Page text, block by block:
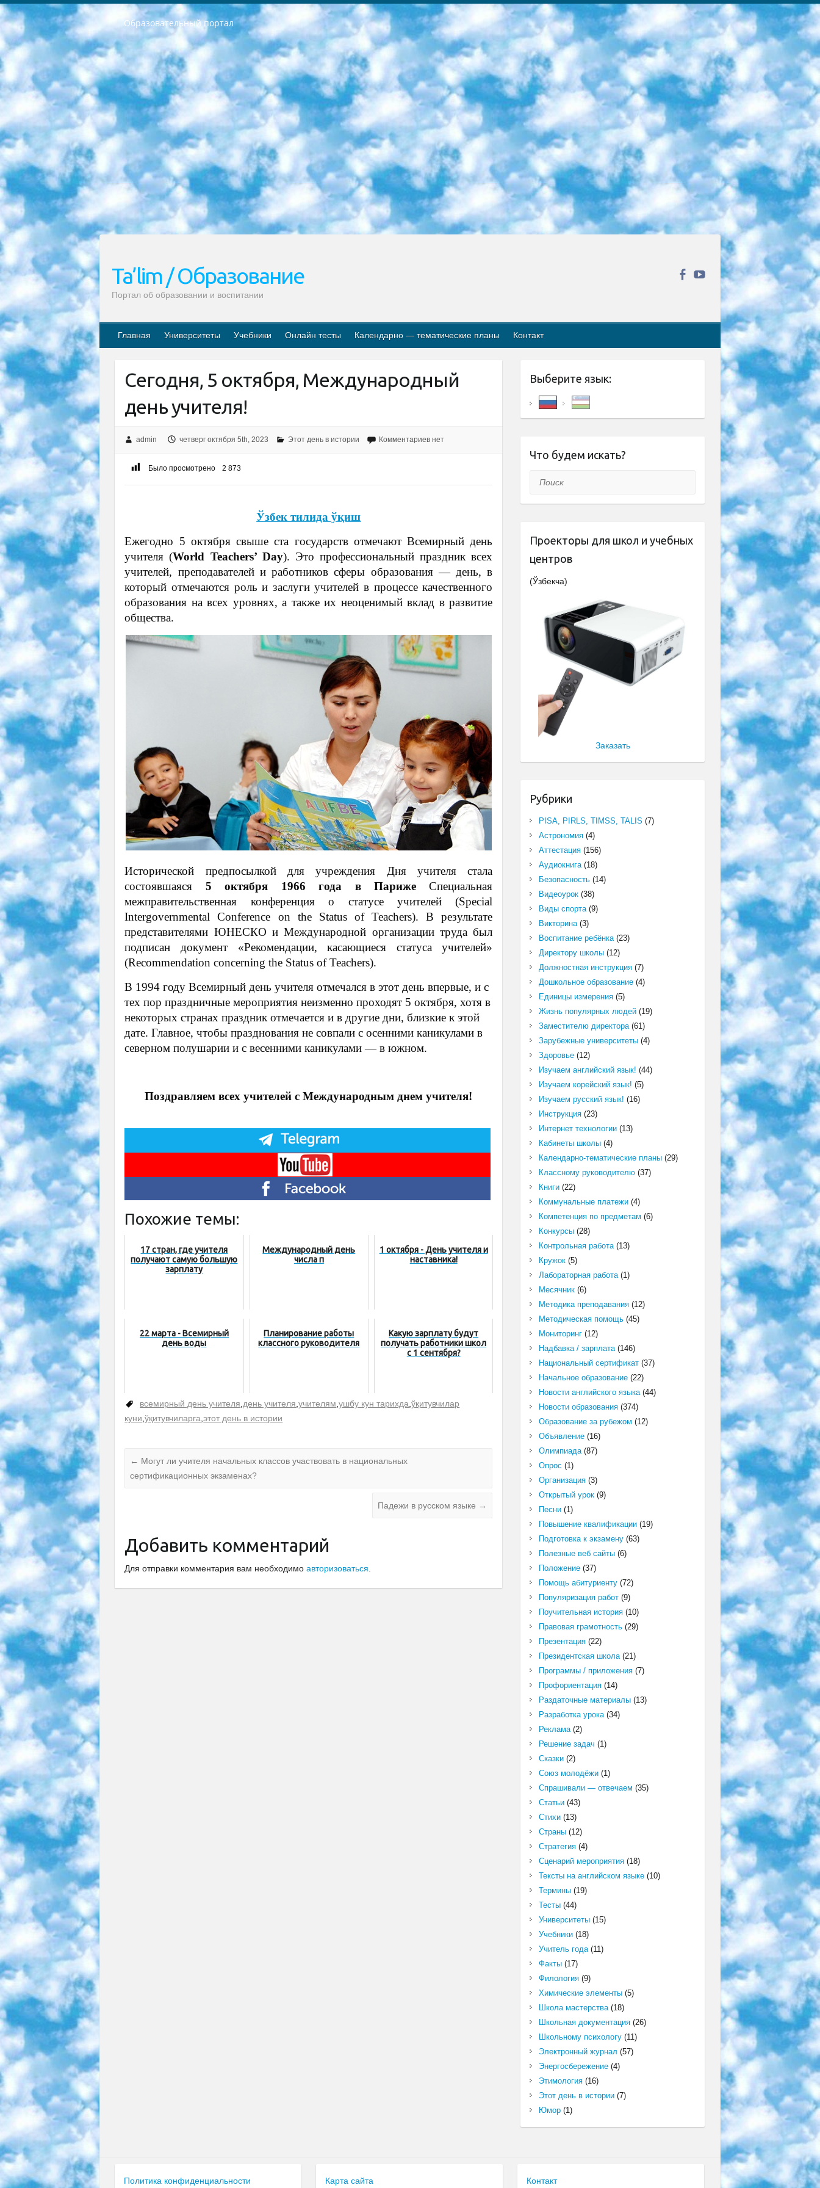
Образовательный портал
РЕСПУБЛИКА УЗБЕКИСТАН МИНИСТРЕРСТВО ДОШКОЛЬНОГО И ШКОЛЬНОГО ОБРАЗОВАНИЯ КОМАНДА в общеобразовательных учреждениях в 2023-2024 учебном году организация и проведение итоговой государственной аттестации обучающихся о Министра дошкольного и школьного образования Республики Узбекистан от 4 марта 2008 года (постановлением Минюста от 20 марта 2008 года № 1778 государственной регистрации) «Итоговое состояние учащихся общего среднего образования на основании положения об утверждении положения об аттестации общего среднего образования выпускной экзамен студентов в образовательных учреждениях в 2023-2024 учебном году В целях организации и прохождения аттестации приказываю: 1. Следующее: перечень предметов, по которым будет проводиться итоговая государственная аттестация и экзамен формы перевода согласно приложению 1; сертификаты международного образца, оценивающие уровень владения иностранными языками перечень согласно приложению 2; 2. Педагогический при специализированных образовательных учреждениях. научно-практический центр квалификации и международной оценки (Д.Давидова) 2024 г. До 25 марта: задания по предметам, по которым будет проводиться итоговая аттестация разработка и утверждение технических условий; итоговая аттестация на основании разработанного предметного задания разработка вопросов по предметам (устно и письменно), экзамен передача; общеобразовательные средние школы и специальные учебные заведения учащиеся выпускных классов школ и интернатов в агентской системе подготовка базы данных экзаменационных материалов и критериев оценки; перевод базы экзаменационных материалов на все языки обучения подать в Республиканский образовательный центр для изготовления; варианты экзаменов на основе разработанных контрольных материалов пусть будут поставлены задачи формирования. 3. Республиканский образовательный центр (Ш.Худайкулов) до 5 апреля 2024 года. до: база данных предоставленных экзаменационных материалов на все языки обучения перевод и экспертиза; для слепых, слабовидящих, глухих, слабослышащих и умственно отсталых детей учащиеся выпускных классов специализированных школ и школ-интернатов база данных экзаменационных материалов на всех преподаваемых языках подготовка критериев оценки; специализированные школы для умственно отсталых детей и технологии для учащихся выпускных классов школ-интернатов разработка соответствующих рекомендаций и критериев проведения ЕГЭ по естествознанию давать задания. 4. Педагогический при специализированных образовательных учреждениях. Научно-практический центр навыков и международной оценки (Д.Давидова), Республика образовательный центр (Худайкулов Ш.) итоговый государственный аттестационный экзамен ориентирован на творческое и логическое мышление при подготовке базы материалов учитывать введение заданий. 5. Следует отметить, что: сертификат государственного образца о знании общеобразовательного предмета и как минимум национальный уровень B1 по предметам на иностранных языках, указанным в Приложении 2. или международно признанный сертификат эквивалентного уровня студенты, изучающие определенный предмет, освобождаются от экзамена; по соответствующим предметам запланирована итоговая государственная аттестация за день до дня, путем жеребьевки Рабочей группой (в письменной форме по предметам, проводимым в форме) из числа сформированных вариантов выбрано 2 варианта; 2 выбранных варианта экзамена анонсированы на официальном сайте министерства и все выпускники по всей стране на основе этих вариантов проводит итоговую государственную аттестацию. 6. Государственное образование учащихся средних общеобразовательных учреждений. знания в соответствии с квалификационными требованиями, которые необходимо приобрести на основании стандартов итоговый (выпускной) контроль для 9 и 11 классов в целях тестирования Экзамены (далее – экзамены) состоят из предметов, перечисленных в приложении 1. будет сделано. 7. Экзамены пройдут с 26 мая по 15 июня 2024 г. (кроме науки физического воспитания). 8. Физическая для учащихся 9 классов общесредних образовательных учреждений. Экзамены по предмету «Образование, квалификация медицина» 1-6 мая 2024 года. сотрудники перевести под присмотр (с отклонениями в физическом или умственном развитии) специализированная школа для детей, школы-интернаты и со сколиозом школы-интернаты санаторного типа для больных детей исключены). 9. Он был слепым, слабовидящим и имел нарушения опорно-двигательного аппарата. экзамены в специализированных школах и интернатах для детей должны проводиться исходя из требований, предъявляемых к общеобразовательным учреждениям (физкультура кроме науки). 10. Специализированная школа для глухих и слабослышащих детей. и экзамены в интернатах и быть реализован в виде письменного теста по математике. 11. Специальность для умственно отсталых детей. Для 9 класса Родной язык и литературное письмо Государственный язык (язык обучения – узбекский). для неклассов) написано Математическое письмо Письменная/устная история Узбекистана Физическое воспитание практично Итоговый контроль Для 11 класса Написание родного языка и литературы (эссе) Математическое письмо Узбекский язык (обучение на узбекском языке) не посещающее общее среднее образование для учреждений)/Образовательное учреждение выбор письменный и устный Иностранный язык письменный/устный Письменная/устная история Узбекистана *По выбору студента:  Химия  Физика  Основы государственного права  География 10 бесплатных образовательных ресурсов - Мы составили подборку онлайн-проектов с интерактивными упражнениями, видеолекциями и статьями. Они помогут вам обрести новые и освежить старые знания бесплатно. 1. «ИНТУИТ» Старейшая образовательная площадка Рунета. Здесь вы найдёте сотни текстовых и видеокурсов на десятки различных тем — от программирования до психологии. Многие курсы подготовлены российскими университетами и крупными международными компаниями вроде Intel и Microsoft. Самостоятельное обучение бесплатное, но желающие могут оплатить услуги персональных наставников. 2. «Смартия» знакомит с актуальными профессиями и подсказывает, как им обучаться. Выбрав заинтересовавшую вас специальность — SMM-специалист, фотограф, веб-дизайнер или другую, — увидите список необходимых для неё умений. Чтобы вы могли освоить их самостоятельно, для каждого умения площадка отображает подборку ссылок на учебные материалы. Хотя «Смартия» ориентируется на русскоязычную аудиторию, часть контента всё же доступна только на английском. 3. «Лекторий Физтеха» Проект Московского физико-технического института (Физтеха). С его помощью вы можете смотреть онлайн серии лекций, записанные на видео в этом вузе. В числе доступных предметов — физика, биология, химия, информационные технологии и другие. К некоторым лекциям администрация ресурса прилагает готовые конспекты, которые можно скачивать в PDF-формате. 4. ITMOcourses Онлайн-площадка Санкт-Петербургского национального исследовательского университета информационных технологий, механики и оптики (ИТМО). Ресурс предоставляет свободный доступ к курсам, разработанным в этом вузе. Каталог материалов разбит на четыре категории: «Оптические системы и технологии», «Приборостроение и робототехника», «Информационные технологии» и «Биотехнологии». Курсы состоят из видеолекций, интерактивных демонстраций и заданий. 5. «КиберЛенинка» Электронная научная библиотека открытого доступа. Каталог площадки регулярно обрастает текстами статей из различных научных изданий. Сгруппированные по журналам и рубрикам публикации можно читать онлайн или скачивать целиком в PDF-формате. Проект нацелен на популяризацию науки за счёт открытого доступа к качественной информации. 6. «ПостНаука» На этом ресурсе публикуют подборки видеолекций, составленные экспертами из разных отраслей и объединённые общими темами. Среди них, к примеру, есть серии «Биоинформатика и геномика», «Культура средневековой Скандинавии» и Cinema Studies о теории кино. Каждая подборка лекций — логически связанная история, рассказанная экспертом от первого лица. Кроме того, на сайте появляются научно-образовательные статьи и тесты на разные темы. 7. «Newочём» Команда проекта «Newочём» отбирает самые интересные тексты из англоязычных СМИ и переводит те из них, за которые голосуют участники сообщества «ВКонтакте». По большей части это научно-популярные статьи. Редакторы придумывают лишь заголовки, в остальном содержание переводов соответствует оригиналам. Полные тексты можно читать прямо в социальной сети. 8. InternetUrok Онлайн-база материалов по основным дисциплинам школьной программы. Информация на сайте структурирована по классам, предметам и темам (урокам). Каждый урок состоит из видеолекций и конспектов. Есть также интерактивные тренажёры и тесты для закрепления пройденного материала. Даже если вы давно окончили школу, возможность повторить программу старших классов всегда может пригодиться. 9. Edutainme Ещё один ресурс об образовании. В отличие от Newtonew, как мне кажется, Edutainme больше ориентируется на представителей индустрии: педагогов, предпринимателей, разработчиков образовательных проектов. Но и любой, кто просто стремится к саморазвитию, найдёт на сайте много полезного и интересного для себя. Например, информацию о новых курсах и образовательных сервисах. 10. Newtonew Онлайн-медиа об образовании и обучении в широком смысле. Авторы Newtonew пишут об инструментах, заведениях, тактиках и стратегиях, которые помогают учить других и получать новые знания самостоятельно. На этой площадке вы найдёте новости, обзоры, аналитические мат
Ta’lim / Образование
Портал об образовании и воспитании
Главная Университеты Учебники Онлайн тесты Календарно — тематические планы Контакт
Сегодня, 5 октября, Международный
день учителя!
admin четверг октября 5th, 2023 Этот день в истории Комментариев нет
Было просмотрено 2 873
Ўзбек тилида ўқиш
Ежегодно 5 октября свыше ста государств отмечают Всемирный день
учителя (World Teachers’ Day). Это профессиональный праздник всех
учителей, преподавателей и работников сферы образования — день, в
который отмечаются роль и заслуги учителей в процессе качественного
образования на всех уровнях, а также их неоценимый вклад в развитие
общества.
Исторической предпосылкой для учреждения Дня учителя стала
состоявшаяся 5 октября 1966 года в ПарижеСпециальная
межправительственная конференция о статусе учителей (Special
Intergovernmental Conference on the Status of Teachers). В результате
представителями ЮНЕСКО и Международной организации труда был
подписан документ «Рекомендации, касающиеся статуса учителей»
(Recommendation concerning the Status of Teachers).
В 1994 году Всемирный день учителя отмечался в этот день впервые, и с
тех пор праздничные мероприятия неизменно проходят 5 октября, хотя в
некоторых странах праздник отмечается и в другие дни, близкие к этой
дате. Главное, чтобы празднования не совпали с осенними каникулами в
северном полушарии и с весенними каникулами — в южном.
Поздравляем всех учителей с Международным днем ​​учителя!
Похожие темы:
17 стран, где учителя
получают самую большую
зарплату
Международный день
числа π
1 октября - День учителя и
наставника!
22 марта - Всемирный
день воды
Планирование работы
классного руководителя
Какую зарплату будут
получать работники школ
с 1 сентября?
всемирный день учителя,день учителя,учителям,ушбу кун тарихда,ўқитувчилар
куни,ўқитувчиларга,этот день в истории
← Могут ли учителя начальных классов участвовать в национальных
сертификационных экзаменах?
Падежи в русском языке →
Добавить комментарий
Для отправки комментария вам необходимоавторизоваться
Выберите язык:
Что будем искать?
Поиск
Проекторы для школ и учебных
центров
(Ўзбекча)
Заказать
Рубрики
PISA, PIRLS, TIMSS, TALIS (7)
Астрономия(4)
Аттестация(156)
Аудиокнига(18)
Безопасность(14)
Видеоурок(38)
Виды спорта(9)
Викторина(3)
Воспитание ребёнка(23)
Директору школы(12)
Должностная инструкция(7)
Дошкольное образование(4)
Единицы измерения(5)
Жизнь популярных людей(19)
Заместителю директора(61)
Зарубежные университеты(4)
Здоровье(12)
Изучаем английский язык! (44)
Изучаем корейский язык! (5)
Изучаем русский язык! (16)
Инструкция(23)
Интернет технологии(13)
Кабинеты школы(4)
Календарно-тематические планы(29)
Классному руководителю(37)
Книги(22)
Коммунальные платежи(4)
Компетенция по предметам (6)
Конкурсы(28)
Контрольная работа(13)
Кружок(5)
Лабораторная работа(1)
Месячник(6)
Методика преподавания(12)
Методическая помощь(45)
Мониторинг(12)
Надбавка / зарплата(146)
Национальный сертификат(37)
Начальное образование(22)
Новости английского языка(44)
Новости образования(374)
Образование за рубежом (12)
Объявление(16)
Олимпиада(87)
Опрос (1)
Организация(3)
Открытый урок(9)
Песни(1)
Повышение квалификации(19)
Подготовка к экзамену(63)
Полезные веб сайты(6)
Положение(37)
Помощь абитуриенту(72)
Популяризация работ(9)
Поучительная история(10)
Правовая грамотность(29)
Презентация(22)
Президентская школа(21)
Программы / приложения(7)
Профориентация(14)
Раздаточные материалы(13)
Разработка урока(34)
Реклама(2)
Решение задач (1)
Сказки(2)
Союз молодёжи(1)
Спрашивали — отвечаем (35)
Статьи(43)
Стихи(13)
Страны(12)
Стратегия(4)
Сценарий мероприятия(18)
Тексты на английском языке(10)
Термины(19)
Тесты(44)
Университеты(15)
Учебники(18)
Учитель года(11)
Факты(17)
Филология(9)
Химические элементы(5)
Школа мастерства(18)
Школьная документация(26)
Школьному психологу(11)
Электронный журнал (57)
Энергосбережение(4)
Этимология(16)
Этот день в истории(7)
Юмор(1)
Политика конфиденциальности Карта сайта Контакт